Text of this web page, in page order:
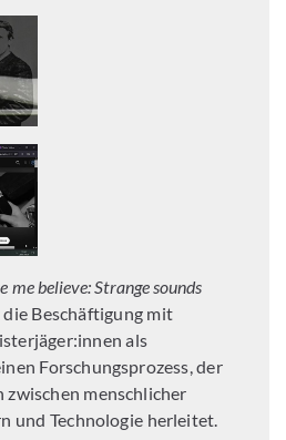
me believe: Strange sounds
Beschäftigung mit
als
Forschungsprozess, der
zwischen menschlicher
und Technologie herleitet.